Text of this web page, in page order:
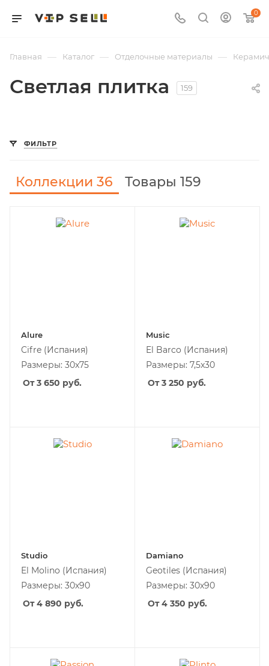
0
Главная — Каталог — Отделочные материалы —
Светлая плитка 159
ФИЛЬТР
Коллекции 36 Товары 159
Alure
Cifre (Испания)
Размеры: 30x75
От 3 650 руб.
Music
El Barco (Испания)
Размеры: 7,5x30
От 3 250 руб.
Studio
El Molino (Испания)
Размеры: 30х90
От 4 890 руб.
Damiano
Geotiles (Испания)
Размеры: 30х90
От 4 350 руб.